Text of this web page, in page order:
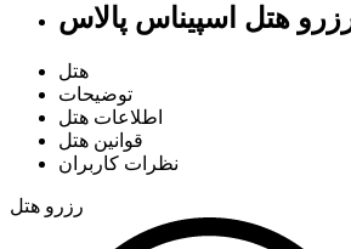
هتل اسپیناس پالاس
هتل
توضیحات
اطلاعات هتل
قوانین هتل
نظرات کاربران
رزرو هتل